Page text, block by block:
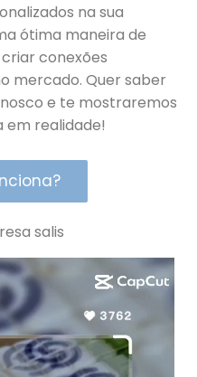
na sua
ótima maneira de
conexões
mercado. Quer saber
e te mostraremos
em realidade!
salis